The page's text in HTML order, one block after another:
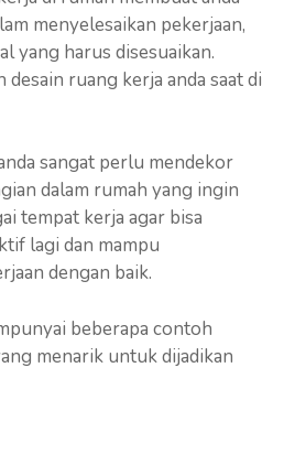
menyelesaikan pekerjaan,
yang harus disesuaikan.
desain ruang kerja anda saat di
sangat perlu mendekor
dalam rumah yang ingin
tempat kerja agar bisa
lagi dan mampu
dengan baik.
beberapa contoh
menarik untuk dijadikan